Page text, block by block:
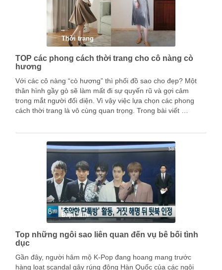
Thời trang
TOP các phong cách thời trang cho cô nàng cò
hương
Với các cô nàng “cò hương” thì phối đồ sao cho đẹp? Một
thân hình gầy gò sẽ làm mất đi sự quyến rũ và gợi cảm
trong mắt người đối diện. Vì vậy việc lựa chọn các phong
cách thời trang là vô cùng quan trọng. Trong bài viết …
Điện ảnh
Top những ngôi sao liên quan đến vụ bê bối tình
dục
Gần đây, người hâm mộ K-Pop đang hoang mang trước
hàng loạt scandal gây rúng động Hàn Quốc của các ngôi